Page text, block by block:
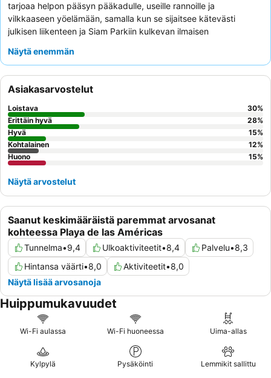
tarjoaa helpon pääsyn pääkadulle, useille rannoille ja
vilkkaaseen yöelämään, samalla kun se sijaitsee kätevästi
julkisen liikenteen ja Siam Parkiin kulkevan ilmaisen
allas, joka toimii vilkkaana toimintakeskuksena, ja sitä täydentää
Asiakkaat kehuvat jatkuvasti
henkilökuntaasekä laajaa, monipuolista
sisältää tuoreita munakkaita ja jopa samppanjaa. Mukavamman
oleskelun takaamiseksi asiakkaita kehotetaan valitsemaan
kunnostetut huoneet
tilavuutta ja mukavat mukavuudet.
Näytä enemmän
Saanut keskimääräistä paremmat arvosanat
kohteessa Playa de las Américas
Tunnelma•9,4 Ulkoaktiviteetit•8,4 Palvelu•8,3
Hintansa väärti•8,0 Aktiviteetit•8,0
Näytä lisää arvosanoja
Asiakasarvostelut
Loistava 30%
Erittäin hyvä
28%
Hyvä
15%
Kohtalainen
12%
Huono
15%
Näytä arvostelut
Huippumukavuudet
Wi-Fi aulassa Wi-Fi huoneessa Uima-allas
Kylpylä Pysäköinti Lemmikit sallittu